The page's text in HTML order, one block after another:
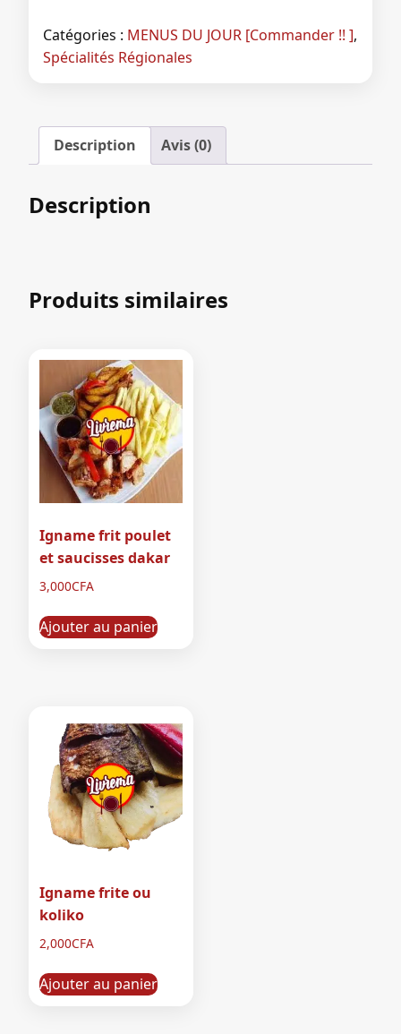
Dakar
Attieke
Garba
Catégories : MENUS DU JOUR [Commander !! ],
Spécialités Régionales
Description Avis (0)
Description
Produits similaires
Igname frit poulet
et saucisses dakar
3,000CFA
Ajouter au panier
Igname frite ou
koliko
2,000CFA
Ajouter au panier